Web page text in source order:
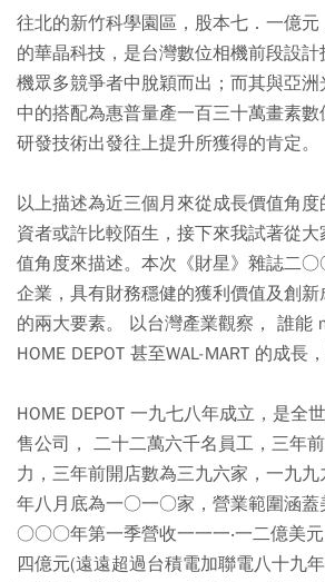
往北的新竹科學園區，股本七．一億
的華晶科技，是台灣數位相機前段設
機眾多競爭者中脫穎而出；而其與亞
中的搭配為惠普量產一百三十萬畫素
研發技術出發往上提升所獲得的肯定。
以上描述為近三個月來從成長價值角
資者或許比較陌生，接下來我試著從
值角度來描述。本次《財星》雜誌二
企業，具有財務穩健的獲利價值及創
的兩大要素。 以台灣產業觀察， 誰能
HOME DEPOT 甚至WAL-MART 的成長
HOME DEPOT 一九七八年成立，是全
售公司， 二十二萬六千名員工，三年
力，三年前開店數為三九六家，一九
年八月底為一○一○家，營業範圍涵蓋
○○○年第一季營收一一一‧一二億美元
四億元(遠遠超過台積電加聯電八十九